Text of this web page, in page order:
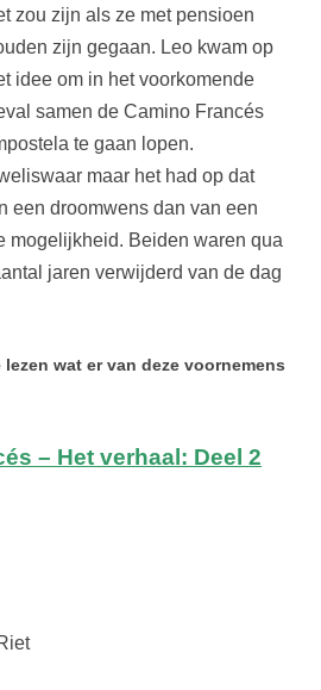
zou zijn als ze met pensioen
zijn gegaan. Leo kwam op
idee om in het voorkomende
samen de Camino Francés
te gaan lopen.
maar het had op dat
een droomwens dan van een
mogelijkheid. Beiden waren qua
jaren verwijderd van de dag
wat er van deze voornemens
– Het verhaal: Deel 2